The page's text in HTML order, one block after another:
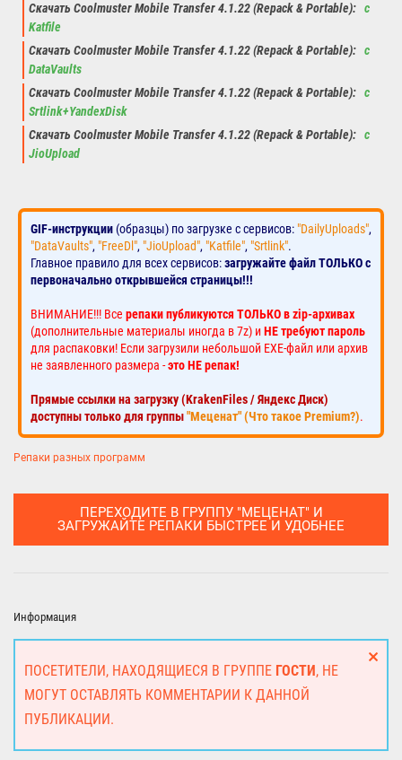
Скачать Coolmuster Mobile Transfer 4.1.22 (Repack & Portable): с
Katfile
Скачать Coolmuster Mobile Transfer 4.1.22 (Repack & Portable): с
DataVaults
Скачать Coolmuster Mobile Transfer 4.1.22 (Repack & Portable): с
Srtlink+YandexDisk
Скачать Coolmuster Mobile Transfer 4.1.22 (Repack & Portable): с
JioUpload
GIF-инструкции (образцы) по загрузке с сервисов: "DailyUploads",
"DataVaults", "FreeDl", "JioUpload", "Katfile", "Srtlink".
Главное правило для всех сервисов:загружайте файл ТОЛЬКО с
первоначально открывшейся страницы!!!
ВНИМАНИЕ!!! Все репаки публикуются ТОЛЬКО в zip-архивах
(дополнительные материалы иногда в 7z) иНЕ требуют пароль
для распаковки! Если загрузили небольшой EXE-файл или архив
не заявленного размера -это НЕ репак!
Прямые ссылки на загрузку (KrakenFiles / Яндекс Диск)
доступны только для группы"Меценат" (Что такое Premium?).
Репаки разных программ
ПЕРЕХОДИТЕ В ГРУППУ "МЕЦЕНАТ" И
ЗАГРУЖАЙТЕ РЕПАКИ БЫСТРЕЕ И УДОБНЕЕ
Информация
ПОСЕТИТЕЛИ, НАХОДЯЩИЕСЯ В ГРУППЕ ГОСТИ, НЕ
МОГУТ ОСТАВЛЯТЬ КОММЕНТАРИИ К ДАННОЙ
ПУБЛИКАЦИИ.